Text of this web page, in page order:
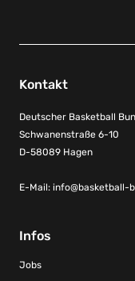
Kontakt
Deutscher Basketball
Schwanenstraße 6-10
D-58089 Hagen
E-Mail: info@basketball-
Infos
Jobs